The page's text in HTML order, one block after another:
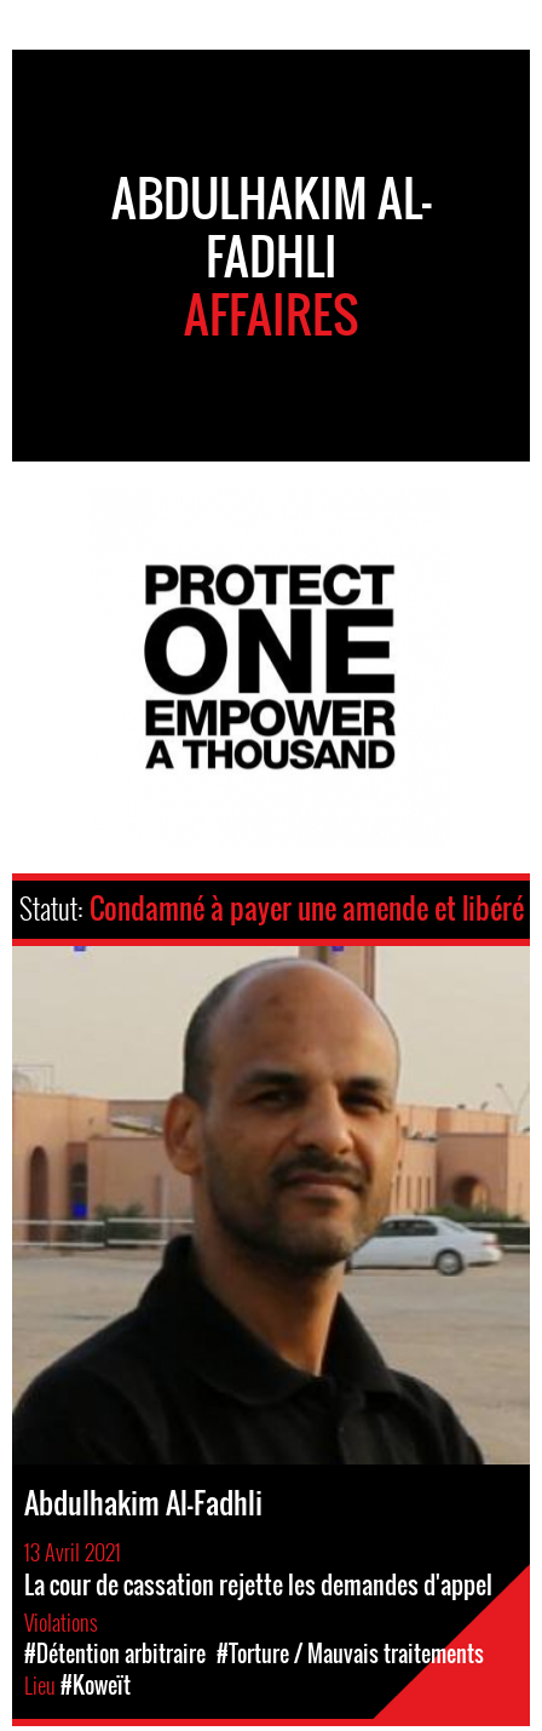
ABDULHAKIM AL-
FADHLI
AFFAIRES
Statut: Condamné à payer une amende et libéré
Abdulhakim Al-Fadhli
13 Avril 2021
La cour de cassation rejette les demandes d'appel
Violations
#Détention arbitraire #Torture / Mauvais traitements
Lieu#Koweït